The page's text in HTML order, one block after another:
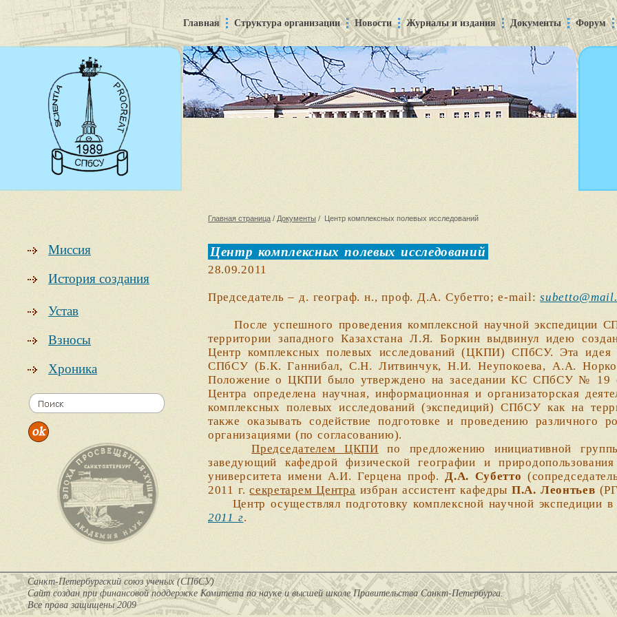
Главная Структура организации Новости Журналы и издания Документы Форум
Миссия
История создания
Устав
Взносы
Хроника
Главная страница / Документы / Центр комплексных полевых исследований
Центр комплексных полевых исследований
28.09.2011
Председатель – д. географ. н., проф. Д.А. Субетто; e-mail:
После успешного проведения комплексной научной экспедиции
территории западного Казахстана Л.Я. Боркин выдвинул идею
Центр комплексных полевых исследований (ЦКПИ) СПбСУ. Эта идея
СПбСУ (Б.К. Ганнибал, С.Н. Литвинчук, Н.И. Неупокоева, А.А.
Положение о ЦКПИ было утверждено на заседании КС СПбСУ № 19
Центра определена научная, информационная и организаторская
комплексных полевых исследований (экспедиций) СПбСУ как на
также оказывать содействие подготовке и проведению различного
организациями (по согласованию).
Председателем ЦКПИ по предложению инициативной
заведующий кафедрой физической географии и природопользования
университета имени А.И. Герцена проф.Д.А. Субетто
2011 г.секретарем Центра избран ассистент кафедрыП.А. Леонтьев
Центр осуществлял подготовку комплексной научной экспедиции
2011 г.
Санкт-Петербургский союз ученых (СПбСУ)
Cайт создан при финансовой поддержке Комитета по науке и высшей школе Правительства Санкт-Петербурга.
Все права защищены 2009